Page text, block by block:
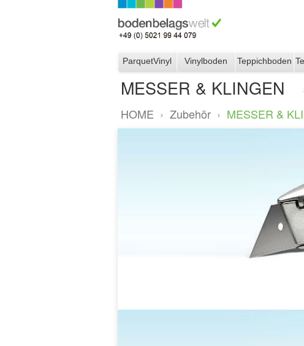
ParquetVinyl Vinylboden Teppichboden
MESSER & KLINGEN
HOME › Zubehör › MESSER &